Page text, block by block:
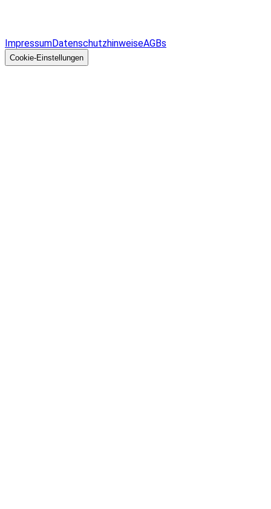
ImpressumDatenschutzhinweiseAGBs
Cookie-Einstellungen